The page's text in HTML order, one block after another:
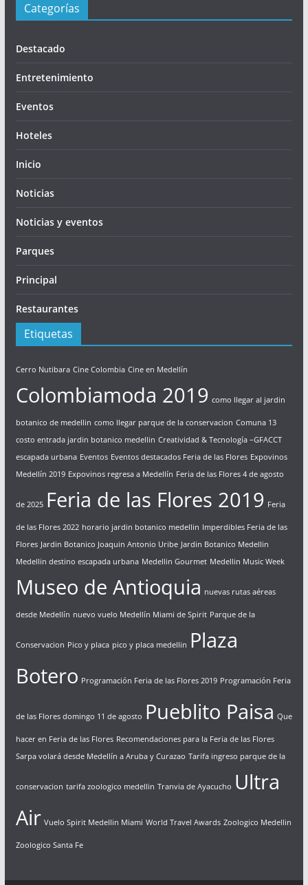
Categorías
Destacado
Entretenimiento
Eventos
Hoteles
Inicio
Noticias
Noticias y eventos
Parques
Principal
Restaurantes
Etiquetas
Cerro Nutibara Cine Colombia Cine en Medellín
Colombiamoda 2019 como llegar al jardin
botanico de medellin como llegar parque de la conservacion Comuna 13
costo entrada jardin botanico medellin Creatividad & Tecnología –GFACCT
escapada urbana Eventos Eventos destacados Feria de las Flores Expovinos
Medellín 2019 Expovinos regresa a Medellín Feria de las Flores 4 de agosto
de 2025 Feria de las Flores 2019 Feria
de las Flores 2022 horario jardin botanico medellin Imperdibles Feria de las
Flores Jardin Botanico Joaquin Antonio Uribe Jardin Botanico Medellin
Medellin destino escapada urbana Medellin Gourmet Medellin Music Week
Museo de Antioquia nuevas rutas aéreas
desde Medellín nuevo vuelo Medellín Miami de Spirit Parque de la
Conservacion Pico y placa pico y placa medellin Plaza
Botero Programación Feria de las Flores 2019 Programación Feria
de las Flores domingo 11 de agosto Pueblito Paisa Que
hacer en Feria de las Flores Recomendaciones para la Feria de las Flores
Sarpa volará desde Medellín a Aruba y Curazao Tarifa ingreso parque de la
conservacion tarifa zoologico medellin Tranvia de Ayacucho Ultra
Air Vuelo Spirit Medellin Miami World Travel Awards Zoologico Medellin
Zoologico Santa Fe